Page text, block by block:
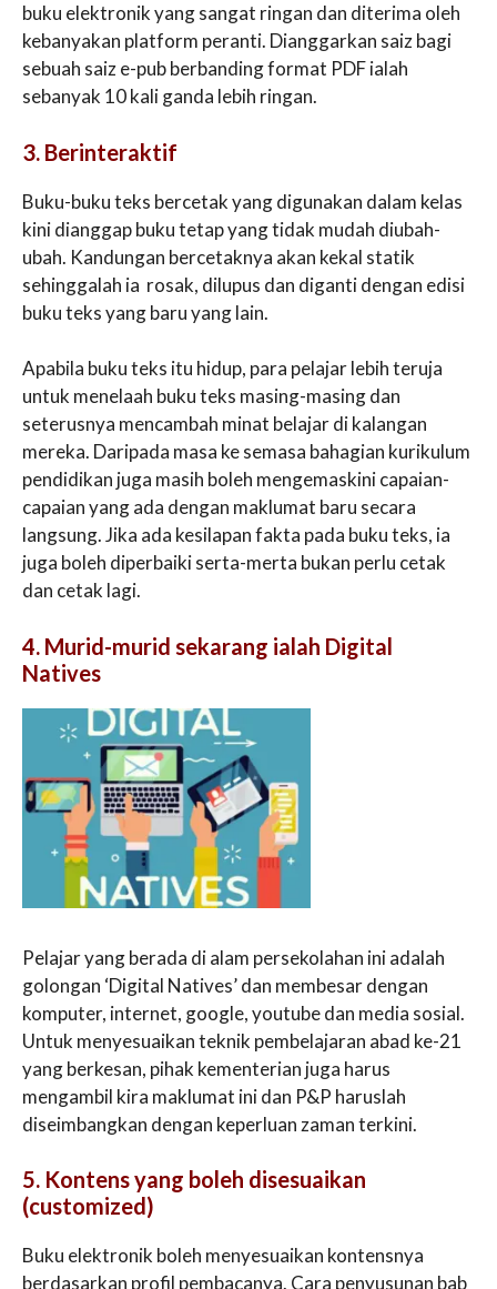
buku elektronik yang sangat ringan dan diterima oleh
kebanyakan platform peranti. Dianggarkan saiz bagi
sebuah saiz e-pub berbanding format PDF ialah
sebanyak 10 kali ganda lebih ringan.
3. Berinteraktif
Buku-buku teks bercetak yang digunakan dalam kelas
kini dianggap buku tetap yang tidak mudah diubah-
ubah. Kandungan bercetaknya akan kekal statik
sehinggalah ia rosak, dilupus dan diganti dengan edisi
buku teks yang baru yang lain.
Apabila buku teks itu hidup, para pelajar lebih teruja
untuk menelaah buku teks masing-masing dan
seterusnya mencambah minat belajar di kalangan
mereka. Daripada masa ke semasa bahagian kurikulum
pendidikan juga masih boleh mengemaskini capaian-
capaian yang ada dengan maklumat baru secara
langsung. Jika ada kesilapan fakta pada buku teks, ia
juga boleh diperbaiki serta-merta bukan perlu cetak
dan cetak lagi.
4. Murid-murid sekarang ialah Digital
Natives
Pelajar yang berada di alam persekolahan ini adalah
golongan ‘Digital Natives’ dan membesar dengan
komputer, internet, google, youtube dan media sosial.
Untuk menyesuaikan teknik pembelajaran abad ke-21
yang berkesan, pihak kementerian juga harus
mengambil kira maklumat ini dan P&P haruslah
diseimbangkan dengan keperluan zaman terkini.
5. Kontens yang boleh disesuaikan
(customized)
Buku elektronik boleh menyesuaikan kontensnya
berdasarkan profil pembacanya. Cara penyusunan bab